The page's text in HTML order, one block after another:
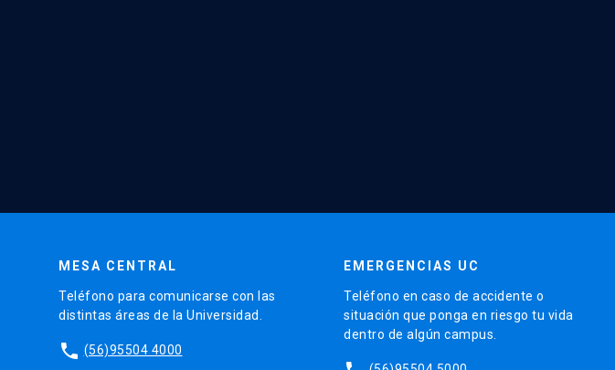
MESA CENTRAL
Teléfono para comunicarse con las
distintas áreas de la Universidad.
phone (56)95504 4000
EMERGENCIAS UC
Teléfono en caso de accidente o
situación que ponga en riesgo tu vida
dentro de algún campus.